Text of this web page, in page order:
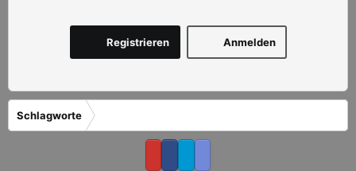
Anmelden
Registrieren
Schlagworte